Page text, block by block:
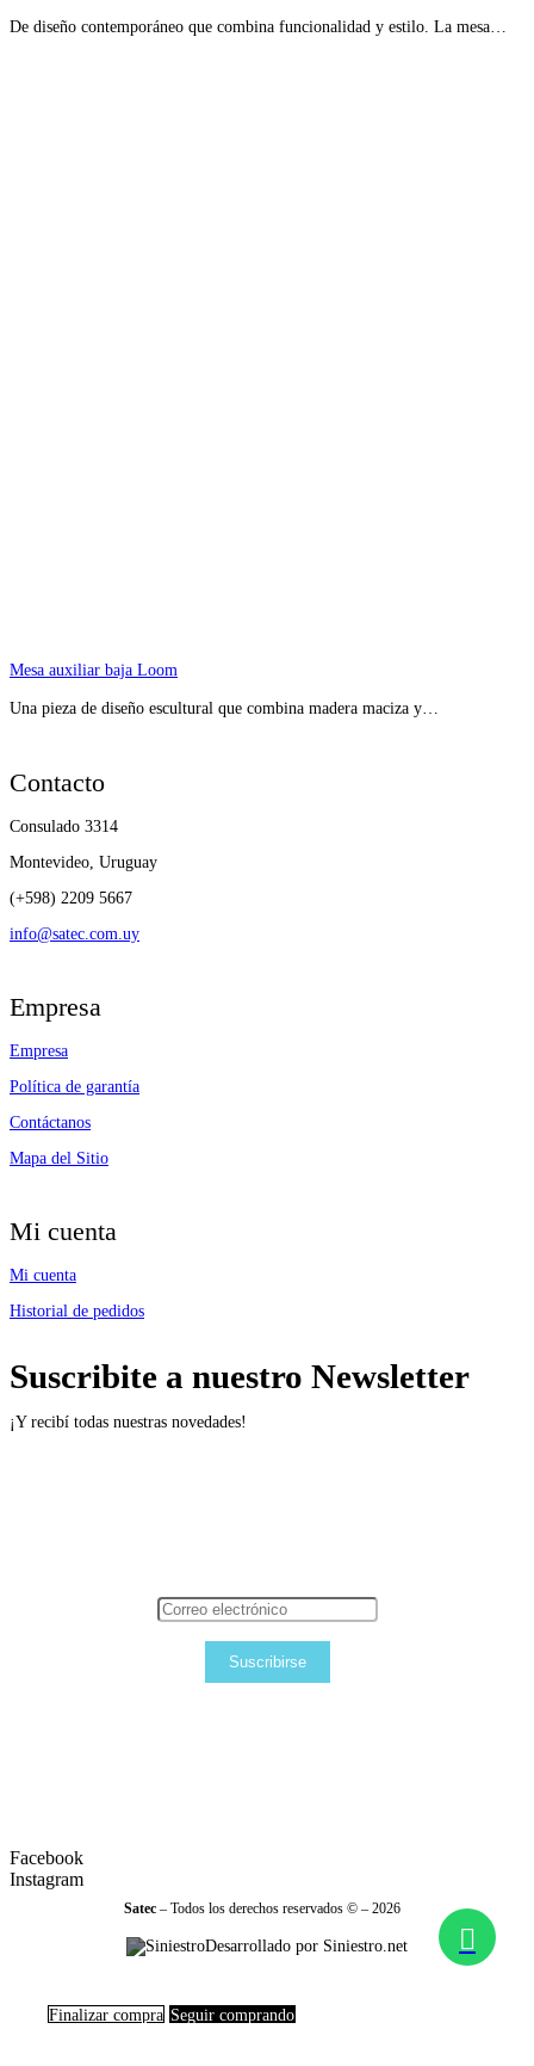
De diseño contemporáneo que combina funcionalidad y estilo. La mesa…
Mesa auxiliar baja Loom
Una pieza de diseño escultural que combina madera maciza y…
Contacto
Consulado 3314
Montevideo, Uruguay
(+598) 2209 5667
info@satec.com.uy
Empresa
Empresa
Política de garantía
Contáctanos
Mapa del Sitio
Mi cuenta
Mi cuenta
Historial de pedidos
Suscribite a nuestro Newsletter
¡Y recibí todas nuestras novedades!
Suscribirse
Facebook
Instagram
Satec – Todos los derechos reservados © – 2026
Desarrollado por Siniestro.net
Finalizar compra Seguir comprando